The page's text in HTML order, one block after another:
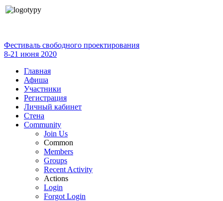
Фестиваль свободного проектирования
8-21 июня 2020
Главная
Афиша
Участники
Регистрация
Личный кабинет
Стена
Community
Join Us
Common
Members
Groups
Recent Activity
Actions
Login
Forgot Login